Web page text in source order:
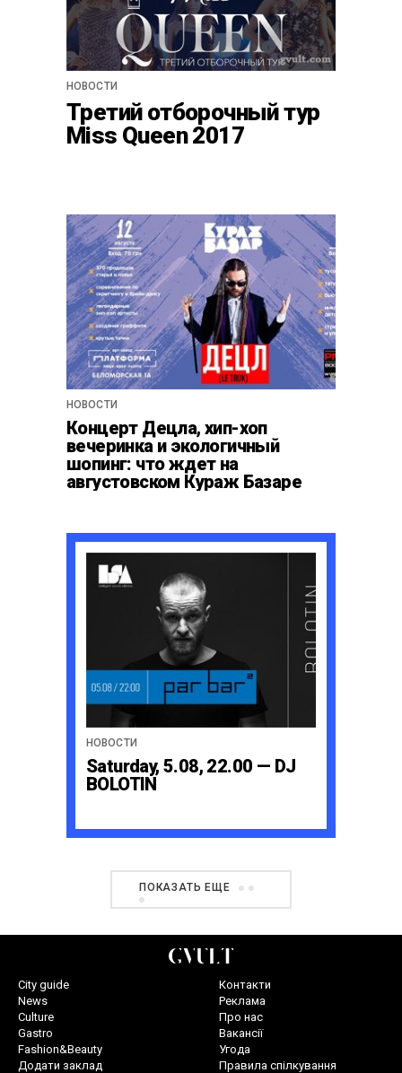
НОВОСТИ
Третий отборочный тур
Miss Queen 2017
НОВОСТИ
Концерт Децла, хип-хоп
вечеринка и экологичный
шопинг: что ждет на
августовском Кураж Базаре
НОВОСТИ
Saturday, 5.08, 22.00 — DJ
BOLOTIN
ПОКАЗАТЬ ЕЩЕ
City guide
News
Culture
Gastro
Fashion&Beauty
Додати заклад
Контакти
Реклама
Про нас
Вакансії
Угода
Правила спілкування